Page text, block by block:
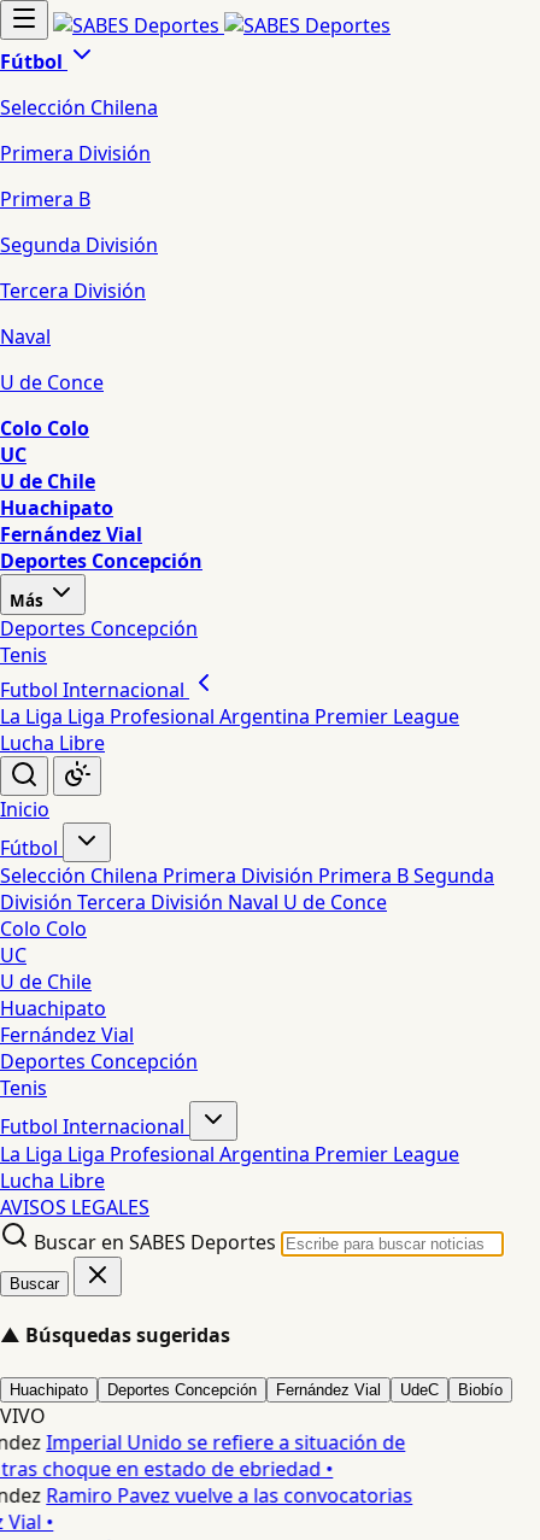
Fútbol
Selección Chilena
Primera División
Primera B
Segunda División
Tercera División
Naval
U de Conce
Colo Colo
UC
U de Chile
Huachipato
Fernández Vial
Deportes Concepción
Más
Deportes Concepción
Tenis
Futbol Internacional
La Liga Liga Profesional Argentina Premier League
Lucha Libre
Inicio
Fútbol
Selección Chilena Primera División Primera BSegunda
División Tercera División Naval U de Conce
Colo Colo
UC
U de Chile
Huachipato
Fernández Vial
Deportes Concepción
Tenis
Futbol Internacional
La Liga Liga Profesional Argentina Premier League
Lucha Libre
AVISOS LEGALES
Buscar en SABES Deportes
Buscar
▲ Búsquedas sugeridas
Huachipato Deportes Concepción Fernández Vial UdeC Biobío
VIVO
Imperial Unido se refiere a situación de
choque en estado de ebriedad •
Ramiro Pavez vuelve a las convocatorias
•